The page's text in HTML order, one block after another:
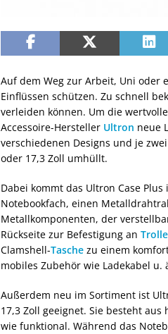
Auf dem Weg zur Arbeit, Uni oder
Einflüssen schützen. Zu schnell
verleiden können. Um die
Accessoire-Hersteller Ultron neue
verschiedenen Designs und je
oder 17,3 Zoll umhüllt.
Dabei kommt das Ultron Case
Notebookfach, einen
Metallkomponenten, der
Rückseite zur Befestigung an
Clamshell-Tasche zu einem
mobiles Zubehör wie Ladekabel u.
Außerdem neu im Sortiment ist
17,3 Zoll geeignet. Sie besteht
wie funktional. Während das